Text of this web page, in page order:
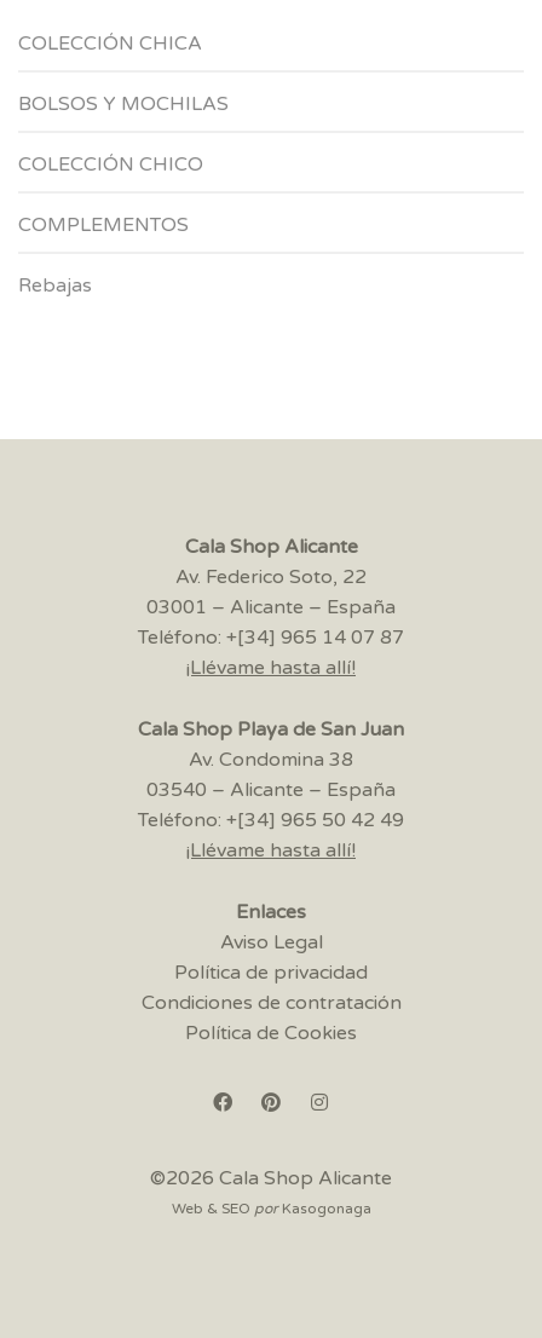
COLECCIÓN CHICA
BOLSOS Y MOCHILAS
COLECCIÓN CHICO
COMPLEMENTOS
Rebajas
Cala Shop Alicante
Av. Federico Soto, 22
03001 – Alicante – España
Teléfono: +[34] 965 14 07 87
¡Llévame hasta allí!
Cala Shop Playa de San Juan
Av. Condomina 38
03540 – Alicante – España
Teléfono: +[34] 965 50 42 49
¡Llévame hasta allí!
Enlaces
Aviso Legal
Política de privacidad
Condiciones de contratación
Política de Cookies
©2026 Cala Shop Alicante
Web & SEO por Kasogonaga